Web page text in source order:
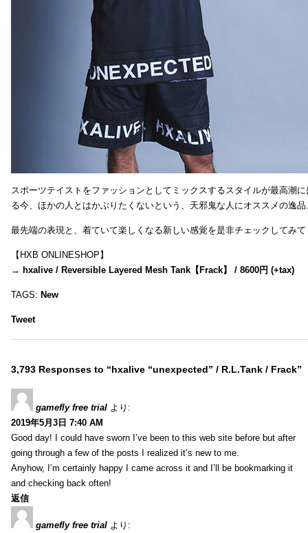
スポーツテイストをファッションとしてミックスするスタイルが最高潮
る今、ほかの人とはかぶりたくないという、天邪鬼な人にオススメの逸品
最先端の表現と、着ていて楽しくなる新しい感覚を是非チェックしてみ
【HXB ONLINESHOP】
→ hxalive / Reversible Layered Mesh Tank【Frack】 / 8600円 (+tax)
TAGS: New
Tweet
3,793 Responses to “hxalive “unexpected” / R.L.Tank / Frack”
gamefly free trial より:
2019年5月3日 7:40 AM
Good day! I could have sworn I’ve been to this web site before but after
going through a few of the posts I realized it’s new to me.
Anyhow, I’m certainly happy I came across it and I’ll be bookmarking it
and checking back often!
返信
gamefly free trial より: